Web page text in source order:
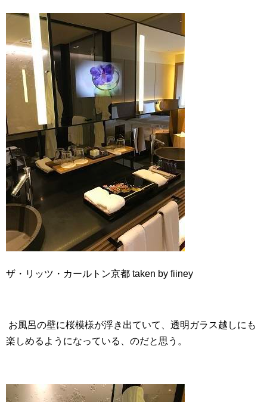
ザ・リッツ・カールトン京都 taken by fiiney
お風呂の壁に桜模様が浮き出ていて、透明ガラス越しにも
楽しめるようになっている、のだと思う。